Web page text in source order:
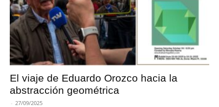
El viaje de Eduardo Orozco hacia la
abstracción geométrica
- 27/09/2025